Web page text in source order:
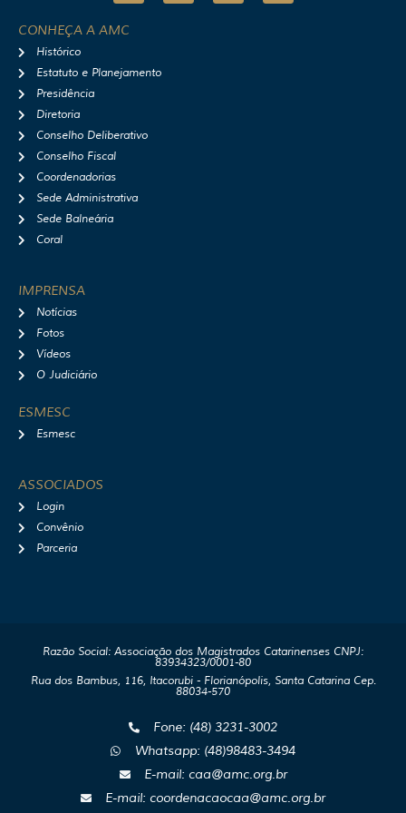
t
r
CONHEÇA A AMC
Histórico
Estatuto e Planejamento
Presidência
Diretoria
Conselho Deliberativo
Conselho Fiscal
Coordenadorias
Sede Administrativa
Sede Balneária
Coral
IMPRENSA
Notícias
Fotos
Vídeos
O Judiciário
ESMESC
Esmesc
ASSOCIADOS
Login
Convênio
Parceria
Razão Social: Associação dos Magistrados Catarinenses CNPJ:
83934323/0001-80
Rua dos Bambus, 116, Itacorubi - Florianópolis, Santa Catarina Cep.
88034-570
Fone: (48) 3231-3002
Whatsapp: (48)98483-3494
E-mail: caa@amc.org.br
E-mail: coordenacaocaa@amc.org.br